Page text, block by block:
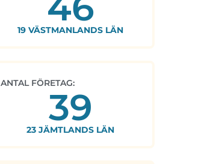
19 VÄSTMANLANDS LÄN
ANTAL FÖRETAG:
39
23 JÄMTLANDS LÄN